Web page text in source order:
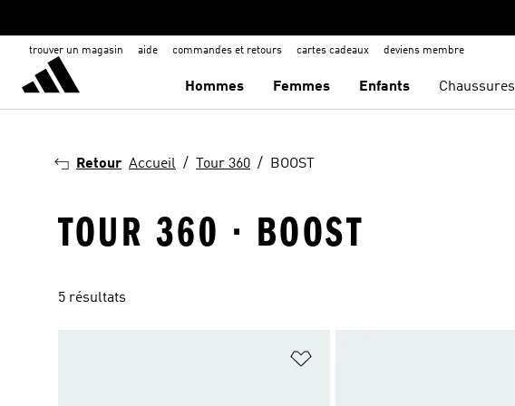
trouver un magasin aide commandes et retours cartes cadeaux deviens membre
Hommes Femmes Enfants Chaussures
Retour Accueil Tour 360 BOOST
TOUR 360 · BOOST
5 résultats